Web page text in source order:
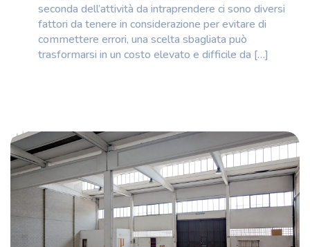
seconda dell’attività da intraprendere ci sono diversi
fattori da tenere in considerazione per evitare di
commettere errori, una scelta sbagliata può
trasformarsi in un costo elevato e difficile da […]